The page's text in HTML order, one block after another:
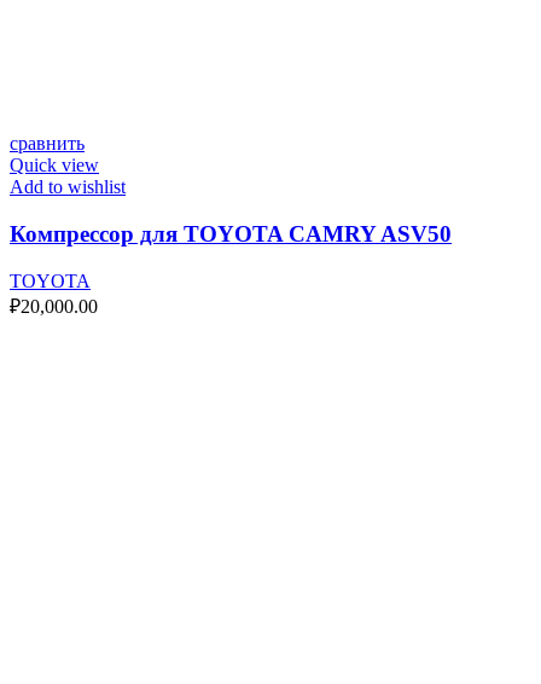
сравнить
Quick view
Add to wishlist
Компрессор для TOYOTA CAMRY ASV50
TOYOTA
₽20,000.00